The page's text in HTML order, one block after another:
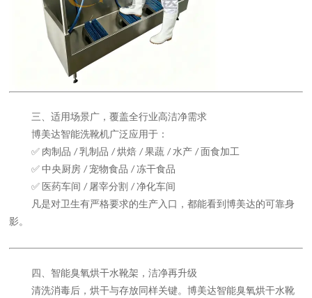
三、适用场景广，覆盖全行业高洁净需求
博美达智能洗靴机广泛应用于：
✅ 肉制品/乳制品/烘焙/果蔬/水产/ 面食加工
✅中央厨房/ 宠物食品/ 冻干食品
✅ 医药车间/ 屠宰分割/ 净化车间
凡是对卫生有严格要求的生产入口，都能看到博美达的可靠身
影。
四、智能臭氧烘干水靴架，洁净再升级
清洗消毒后，烘干与存放同样关键。博美达智能臭氧烘干水靴